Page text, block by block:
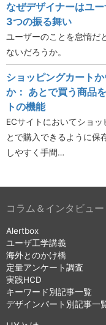
なぜデザイナーはユ
3つの振る舞い
ユーザーのことを怠惰だ
ないだろうか。
ショッピングカート
か： あとで買う商品
トの機能
ECサイトにおいてショ
とで購入できるように保
しやすく手間…
コラム＆インタビュー
Alertbox
ユーザ工学講義
海外とのかけ橋
定量アンケート調査
実践HCD
キーワード別記事一覧
デザインパート別記事一